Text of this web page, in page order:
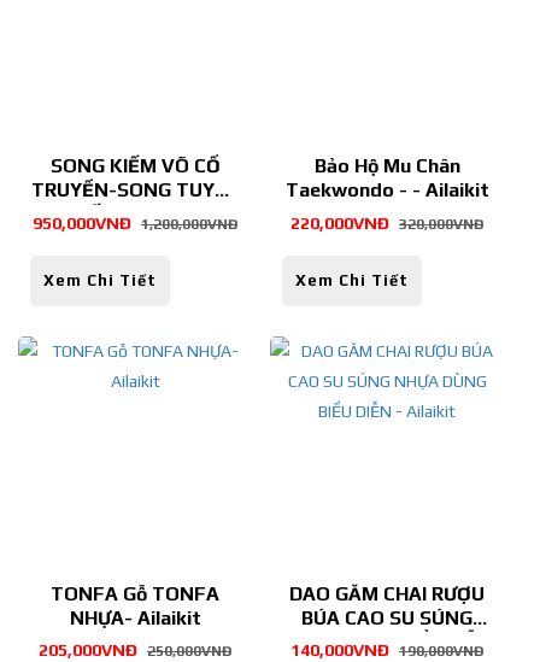
SONG KIẾM VÕ CỔ
TRUYỀN-SONG TUYẾT
KIẾM - Ailaikit
950,000VNĐ 1,200,000VNĐ
Xem Chi Tiết
Bảo Hộ Mu Chân
Taekwondo - - Ailaikit
220,000VNĐ 320,000VNĐ
Xem Chi Tiết
TONFA Gỗ TONFA
NHỰA- Ailaikit
205,000VNĐ 250,000VNĐ
DAO GĂM CHAI RƯỢU
BÚA CAO SU SÚNG
NHỰA DÙNG BIỂU DIỄN
140,000VNĐ 190,000VNĐ